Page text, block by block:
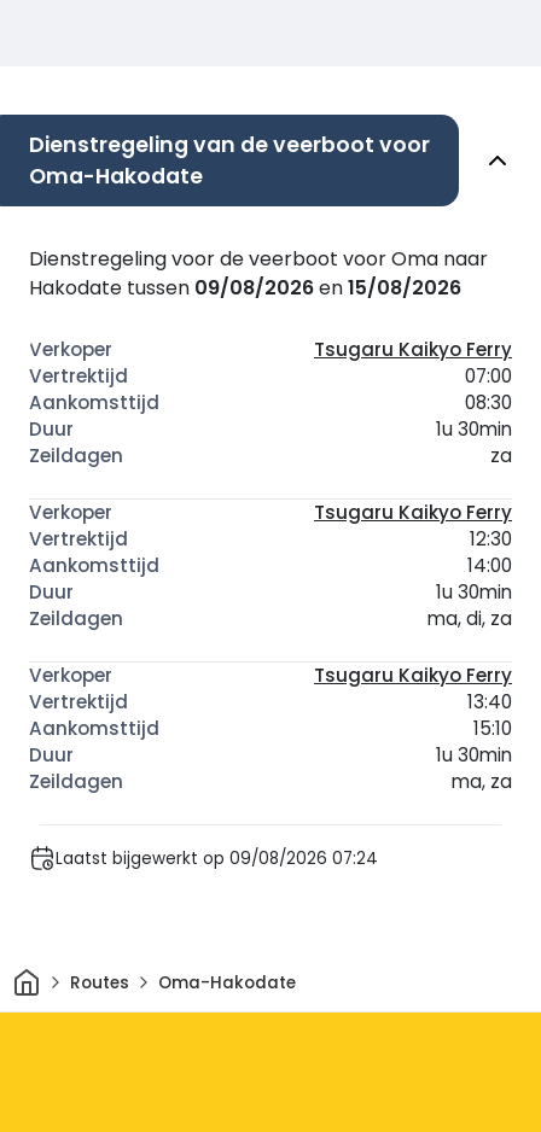
Dienstregeling van de veerboot voor
Oma-Hakodate
Dienstregeling voor de veerboot voor Oma naar
Hakodate tussen 09/08/2026en15/08/2026
Tsugaru Kaikyo Ferry
07:00
08:30
1u 30min
za
Tsugaru Kaikyo Ferry
12:30
14:00
1u 30min
ma, di, za
Tsugaru Kaikyo Ferry
13:40
15:10
1u 30min
ma, za
Laatst bijgewerkt op 09/08/2026 07:24
ThuisRoutes Oma-Hakodate